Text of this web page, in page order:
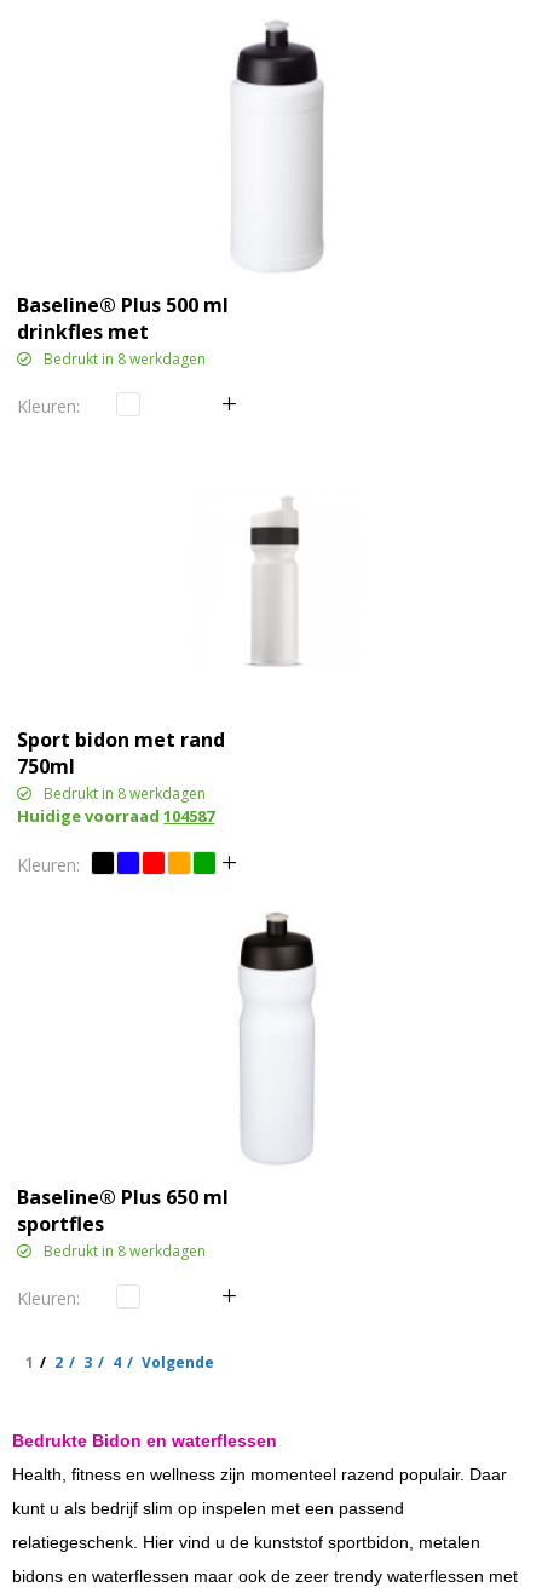
Baseline® Plus 500 ml
drinkfles met
sportdeksel
Bedrukt in 8 werkdagen
Sport bidon met rand
750ml
Bedrukt in 8 werkdagen
Huidige voorraad104587
Baseline® Plus 650 ml
sportfles
Bedrukt in 8 werkdagen
1 2 3 4 Volgende
Bedrukte Bidon en waterflessen
Health, fitness en wellness zijn momenteel razend populair. Daar
kunt u als bedrijf slim op inspelen met een passend
relatiegeschenk. Hier vind u de kunststof sportbidon, metalen
bidons en waterflessen maar ook de zeer trendy waterflessen met